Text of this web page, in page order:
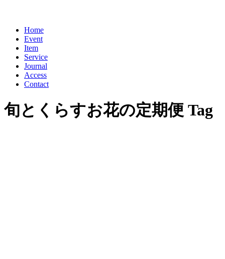
Home
Event
Item
Service
Journal
Access
Contact
旬とくらすお花の定期便 Tag